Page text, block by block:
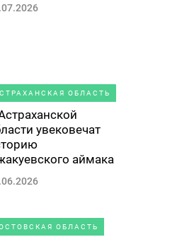
ОБЛАСТЬ
увековечат
аймака
ОБЛАСТЬ